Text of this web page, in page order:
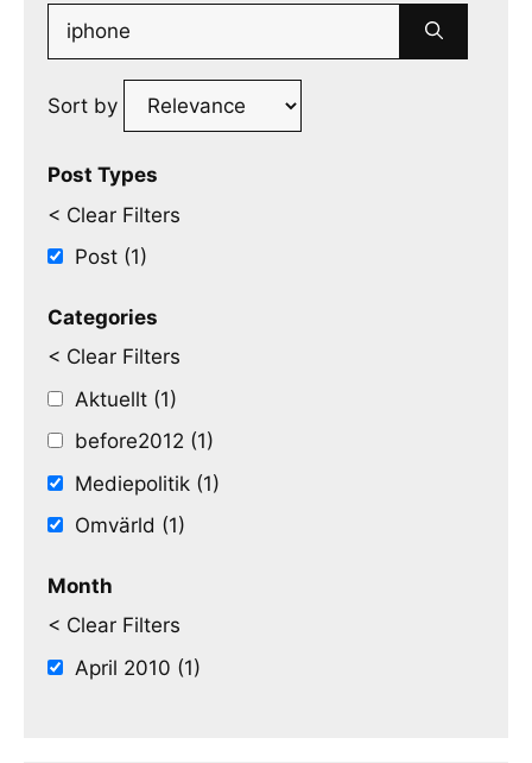
Search
for:
Sort by
Post Types
< Clear Filters
Post (1)
Categories
< Clear Filters
Aktuellt (1)
before2012 (1)
Mediepolitik (1)
Omvärld (1)
Month
< Clear Filters
April 2010 (1)